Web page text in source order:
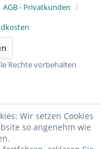
AGB - Privatkunden
Rechte vorbehalten
Wir setzen Cookies
so angenehm wie